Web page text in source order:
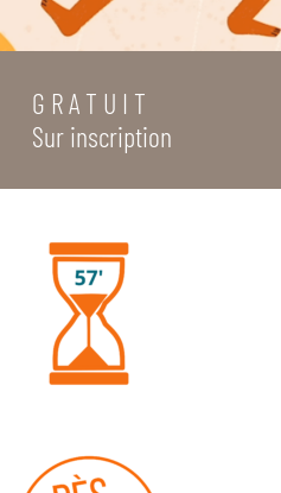
G R A T U I T
Sur inscription